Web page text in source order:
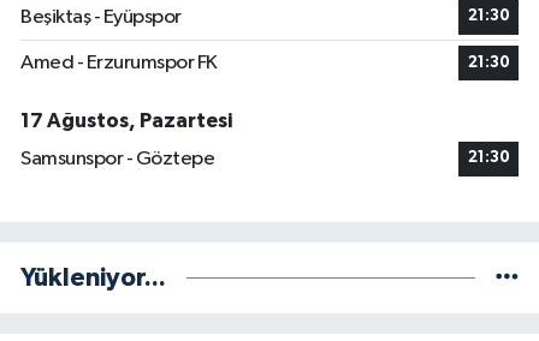
Beşiktaş - Eyüpspor 21:30
Amed - Erzurumspor FK 21:30
17 Ağustos, Pazartesi
Samsunspor - Göztepe
21:30
Yükleniyor...